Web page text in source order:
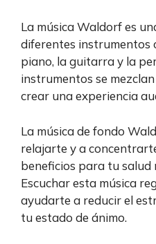
La música Waldorf es
diferentes instrumentos
piano, la guitarra y la
instrumentos se
crear una experiencia
La música de fondo
relajarte y a
beneficios para tu salud
Escuchar esta música
ayudarte a reducir el
tu estado de ánimo.